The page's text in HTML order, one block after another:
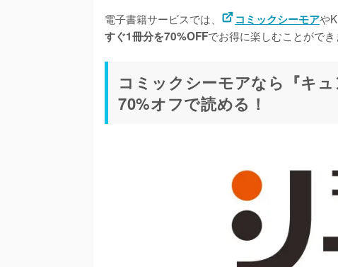
電子書籍サービスでは、 コミックシーモアや
すぐ1冊分を70%OFFでお得に楽しむことができ
コミックシーモアなら『キ
70%オフで読める！